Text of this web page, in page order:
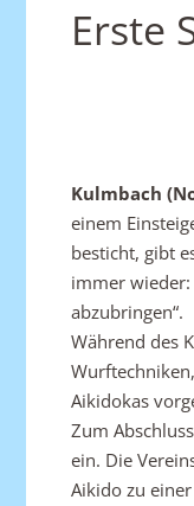
Erste
Kulmbach
einem
besticht, gibt
immer wieder:
abzubringen“.
Während des
Aikidokas
Zum
ein. Die
Aikido zu